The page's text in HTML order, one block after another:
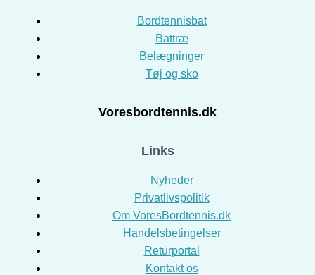
Bordtennisbat
Battræ
Belægninger
Tøj og sko
Voresbordtennis.dk
Links
Nyheder
Privatlivspolitik
Om VoresBordtennis.dk
Handelsbetingelser
Returportal
Kontakt os